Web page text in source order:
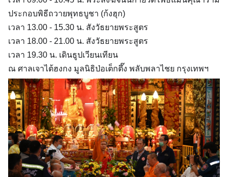
ประกอบพิธีถวายพุทธบูชา (ก้งฮุก)
เวลา 13.00 - 15.30 น. สังวัธยายพระสูตร
เวลา 18.00 - 21.00 น. สังวัธยายพระสูตร
เวลา 19.30 น. เดินธูปเวียนเทียน
ณ ศาลเจาไต้ฮงกง มูลนิธิป่อเต็กตึ๊ง พลับพลาไชย กรุงเทพฯ